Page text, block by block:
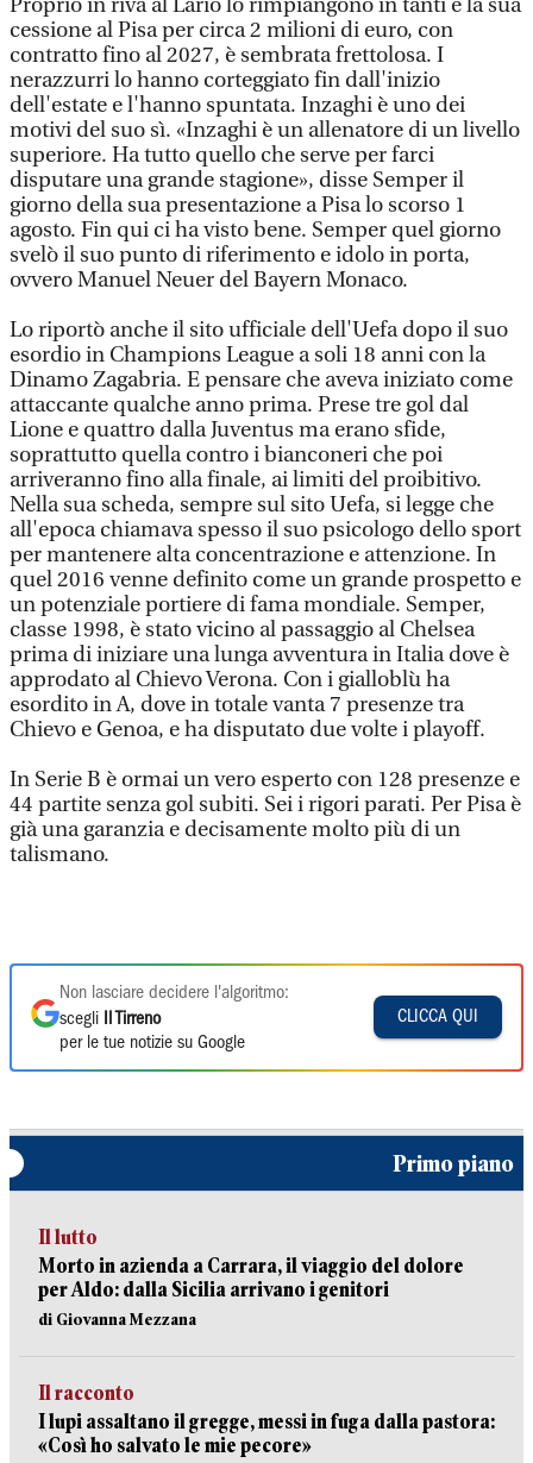
Proprio in riva al Lario lo rimpiangono in tanti e la sua
cessione al Pisa per circa 2 milioni di euro, con
contratto fino al 2027, è sembrata frettolosa. I
nerazzurri lo hanno corteggiato fin dall'inizio
dell'estate e l'hanno spuntata. Inzaghi è uno dei
motivi del suo sì. «Inzaghi è un allenatore di un livello
superiore. Ha tutto quello che serve per farci
disputare una grande stagione», disse Semper il
giorno della sua presentazione a Pisa lo scorso 1
agosto. Fin qui ci ha visto bene. Semper quel giorno
svelò il suo punto di riferimento e idolo in porta,
ovvero Manuel Neuer del Bayern Monaco.
Lo riportò anche il sito ufficiale dell'Uefa dopo il suo
esordio in Champions League a soli 18 anni con la
Dinamo Zagabria. E pensare che aveva iniziato come
attaccante qualche anno prima. Prese tre gol dal
Lione e quattro dalla Juventus ma erano sfide,
soprattutto quella contro i bianconeri che poi
arriveranno fino alla finale, ai limiti del proibitivo.
Nella sua scheda, sempre sul sito Uefa, si legge che
all'epoca chiamava spesso il suo psicologo dello sport
per mantenere alta concentrazione e attenzione. In
quel 2016 venne definito come un grande prospetto e
un potenziale portiere di fama mondiale. Semper,
classe 1998, è stato vicino al passaggio al Chelsea
prima di iniziare una lunga avventura in Italia dove è
approdato al Chievo Verona. Con i gialloblù ha
esordito in A, dove in totale vanta 7 presenze tra
Chievo e Genoa, e ha disputato due volte i playoff.
In Serie B è ormai un vero esperto con 128 presenze e
44 partite senza gol subiti. Sei i rigori parati. Per Pisa è
già una garanzia e decisamente molto più di un
talismano.
Non lasciare decidere l'algoritmo:
scegli
Il Tirreno
per le tue notizie su Google
CLICCA QUI
Primo piano
Il lutto
Morto in azienda a Carrara, il viaggio del dolore
per Aldo: dalla Sicilia arrivano i genitori
di Giovanna Mezzana
Il racconto
I lupi assaltano il gregge, messi in fuga dalla pastora:
«Così ho salvato le mie pecore»